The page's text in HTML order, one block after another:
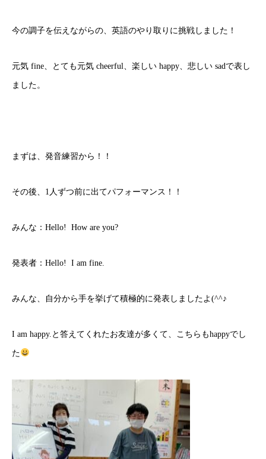
今の調子を伝えながらの、英語のやり取りに挑戦しました！
元気 fine、とても元気 cheerful、楽しい happy、悲しい sadで表し
ました。
まずは、発音練習から！！
その後、1人ずつ前に出てパフォーマンス！！
みんな：Hello! How are you?
発表者：Hello! I am fine.
みんな、自分から手を挙げて積極的に発表しましたよ(^^♪
I am happy.と答えてくれたお友達が多くて、こちらもhappyでし
た